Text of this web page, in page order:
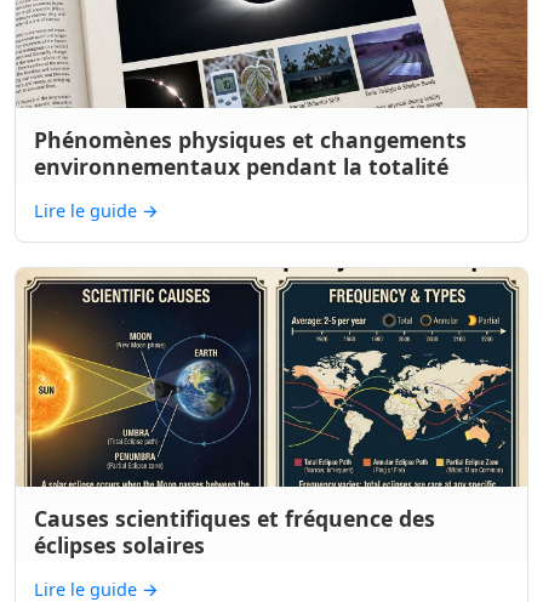
Phénomènes physiques et changements
environnementaux pendant la totalité
Lire le guide →
Causes scientifiques et fréquence des
éclipses solaires
Lire le guide →